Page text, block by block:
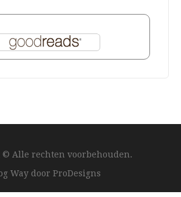
© Alle rechten voorbehouden.
Way door ProDesigns